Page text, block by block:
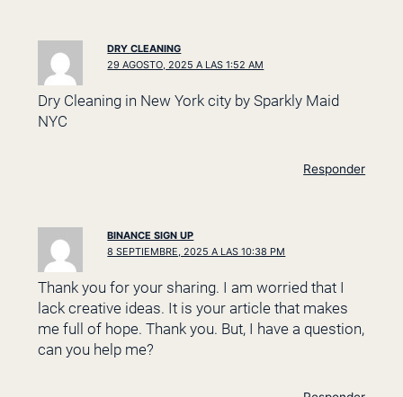
DRY CLEANING
29 AGOSTO, 2025 A LAS 1:52 AM
Dry Cleaning in New York city by Sparkly Maid
NYC
Responder
BINANCE SIGN UP
8 SEPTIEMBRE, 2025 A LAS 10:38 PM
Thank you for your sharing. I am worried that I
lack creative ideas. It is your article that makes
me full of hope. Thank you. But, I have a question,
can you help me?